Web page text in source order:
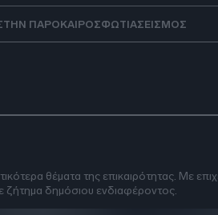
ΠΑΡΟΚΑΙΡΟΣΦΩΤΙΑΣΕΙΣΜΟΣ
θέματα της επικαιρότητας. Με
ζήτημα δημόσιου ενδιαφέροντος.